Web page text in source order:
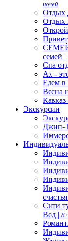
ночей
Отдых
Отдых
Открой
семей |
Спа
Ах -
Едем в
Весна
Кавказ
Экскурсии
Джип-
Сити
Вод | 8